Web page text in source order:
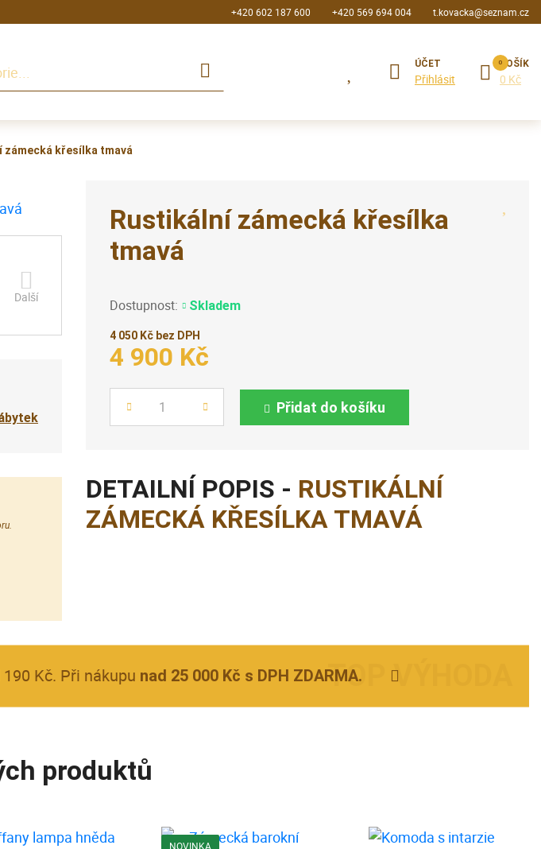
+420 602 187 600 +420 569 694 004 t.kovacka@seznam.cz
ÚČET
Přihlásit
KOŠÍK
0 Kč
zámecká křesílka tmavá
Další
Rustikální zámecká křesílka
tmavá
Dostupnost: Skladem
4 050 Kč bez DPH
4 900 Kč
Počet Přidat do košíku
DETAILNÍ POPIS - RUSTIKÁLNÍ
ZÁMECKÁ KŘESÍLKA TMAVÁ
Kč. Při nákupu nad 25 000 Kč s DPH ZDARMA.
produktů
NOVINKA